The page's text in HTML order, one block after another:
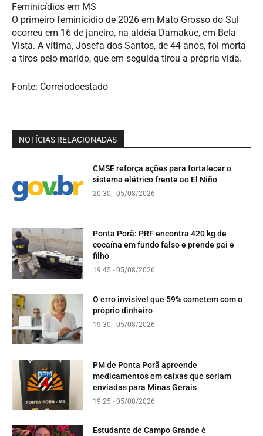
Feminicídios em MS
O primeiro feminicídio de 2026 em Mato Grosso do Sul
ocorreu em 16 de janeiro, na aldeia Damakue, em Bela
Vista. A vítima, Josefa dos Santos, de 44 anos, foi morta
a tiros pelo marido, que em seguida tirou a própria vida.
Fonte: Correiodoestado
NOTÍCIAS RELACIONADAS
CMSE reforça ações para fortalecer o
sistema elétrico frente ao El Niño
20:30 - 05/08/2026
Ponta Porã: PRF encontra 420 kg de
cocaína em fundo falso e prende pai e
filho
19:45 - 05/08/2026
O erro invisível que 59% cometem com o
próprio dinheiro
19:30 - 05/08/2026
PM de Ponta Porã apreende
medicamentos em caixas que seriam
enviadas para Minas Gerais
19:25 - 05/08/2026
Estudante de Campo Grande é